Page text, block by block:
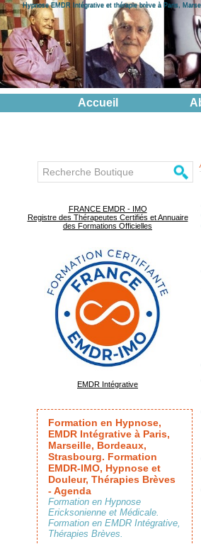
Hypnose EMDR Intégrative et thérapie brève à Paris,
Accueil
FRANCE EMDR - IMO
Registre des Thérapeutes Certifiés et Annuaire
des Formations Officielles
EMDR Intégrative
Formation en Hypnose,
EMDR Intégrative à Paris,
Marseille, Bordeaux,
Strasbourg. Formation
EMDR-IMO, Hypnose et
Douleur, Thérapies Brèves
- Agenda
Formation en Hypnose
Ericksonienne et Médicale.
Formation en EMDR Intégrative,
Thérapies Brèves.